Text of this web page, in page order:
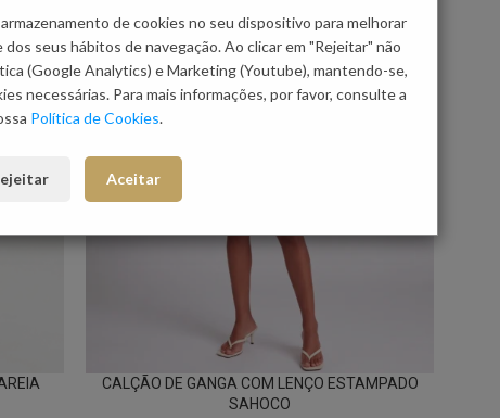
CALÇÃO DE GANGA COM LENÇO ESTAMPADO
SAHOCO
de cookies no seu dispositivo para melhorar
seus hábitos de navegação. Ao clicar em "Rejeitar" não
(Google Analytics) e Marketing (Youtube), mantendo-se,
necessárias. Para mais informações, por favor, consulte a
Política de Cookies.
Aceitar